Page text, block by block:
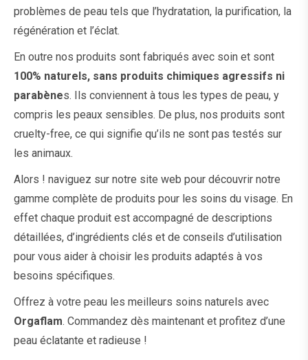
problèmes de peau tels que l’hydratation, la purification, la
régénération et l’éclat.
En outre nos produits sont fabriqués avec soin et sont
100% naturels, sans produits chimiques agressifs ni
parabènes. Ils conviennent à tous les types de peau, y
compris les peaux sensibles. De plus, nos produits sont
cruelty-free, ce qui signifie qu’ils ne sont pas testés sur
les animaux.
Alors ! naviguez sur notre site web pour découvrir notre
gamme complète de produits pour les soins du visage. En
effet chaque produit est accompagné de descriptions
détaillées, d’ingrédients clés et de conseils d’utilisation
pour vous aider à choisir les produits adaptés à vos
besoins spécifiques.
Offrez à votre peau les meilleurs soins naturels avec
Orgaflam. Commandez dès maintenant et profitez d’une
peau éclatante et radieuse !